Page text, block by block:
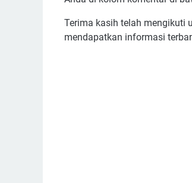
Terima kasih telah mengikuti
mendapatkan informasi